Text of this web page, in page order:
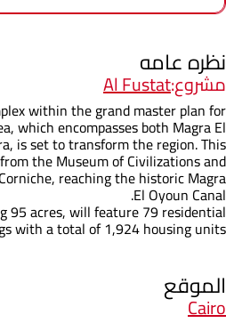
نظره عامه
مشروع:Al Fustat
within the grand master plan for
which encompasses both Magra El
is set to transform the region. This
the Museum of Civilizations and
reaching the historic Magra
El Oyoun Canal.
95 acres, will feature 79 residential
with a total of 1,924 housing units.
الموقع
Cairo